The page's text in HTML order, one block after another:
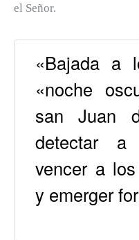
el Señor.
«Bajada a
«noche
san Juan
detectar a
vencer a
y emerger